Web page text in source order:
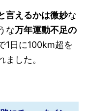
言えるかは微妙な
な万年運動不足の
1日に100km超を
した。